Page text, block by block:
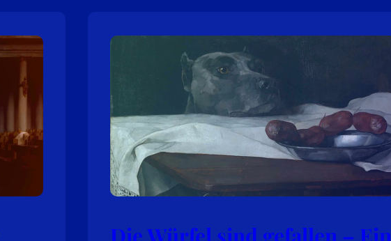
Die Würfel sind gefallen – Ein